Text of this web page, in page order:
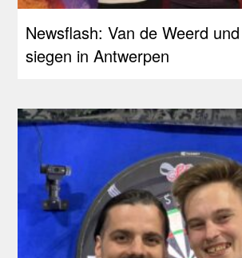
Newsflash: Van de Weerd
siegen in Antwerpen